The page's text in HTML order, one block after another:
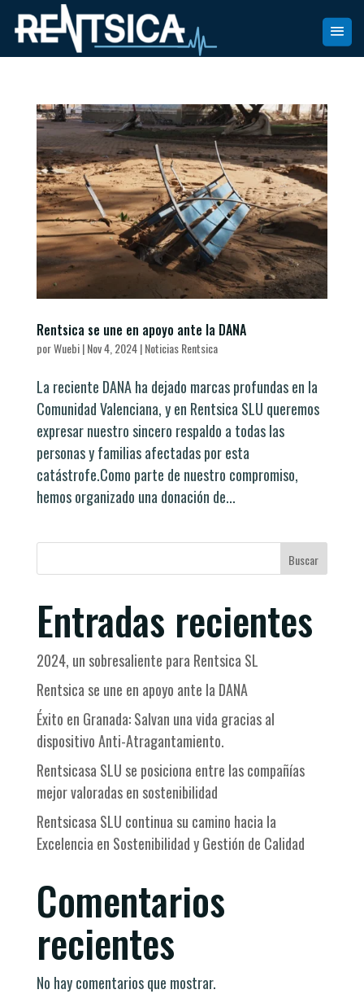
Rentsica se une en apoyo ante la DANA
porWuebi|Nov 4, 2024|Noticias Rentsica
La reciente DANA ha dejado marcas profundas en la
Comunidad Valenciana, y en Rentsica SLU queremos
expresar nuestro sincero respaldo a todas las
personas y familias afectadas por esta
catástrofe.Como parte de nuestro compromiso,
hemos organizado una donación de...
Buscar
Entradas recientes
2024, un sobresaliente para Rentsica SL
Rentsica se une en apoyo ante la DANA
Éxito en Granada: Salvan una vida gracias al
dispositivo Anti-Atragantamiento.
Rentsicasa SLU se posiciona entre las compañías
mejor valoradas en sostenibilidad
Rentsicasa SLU continua su camino hacia la
Excelencia en Sostenibilidad y Gestión de Calidad
Comentarios
recientes
No hay comentarios que mostrar.